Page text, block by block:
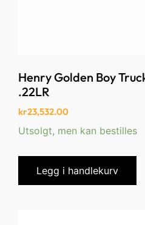
Henry Golden Boy
.22LR
kr23,532.00
Utsolgt, men kan bestilles
Legg i handlekurv